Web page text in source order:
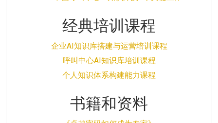
经典培训课程
企业AI知识库搭建与运营培训课程
呼叫中心AI知识库培训课程
个人知识体系构建能力课程
书籍和资料